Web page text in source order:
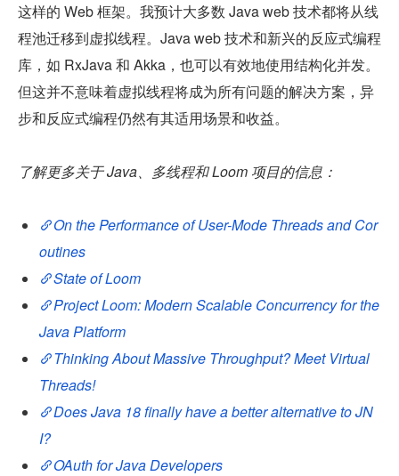
这样的 Web 框架。我预计大多数 Java web 技术都将从线
程池迁移到虚拟线程。Java web 技术和新兴的反应式编程
库，如 RxJava 和 Akka，也可以有效地使用结构化并发。
但这并不意味着虚拟线程将成为所有问题的解决方案，异
步和反应式编程仍然有其适用场景和收益。
了解更多关于 Java、多线程和 Loom 项目的信息：
On the Performance of User-Mode Threads and Cor
outines
State of Loom
Project Loom: Modern Scalable Concurrency for the
Java Platform
Thinking About Massive Throughput? Meet Virtual
Threads!
Does Java 18 finally have a better alternative to JN
I?
OAuth for Java Developers